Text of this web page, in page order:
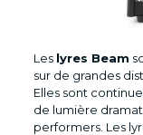
Les lyres Beam
sur de grandes
Elles sont
de lumière
performers. Les